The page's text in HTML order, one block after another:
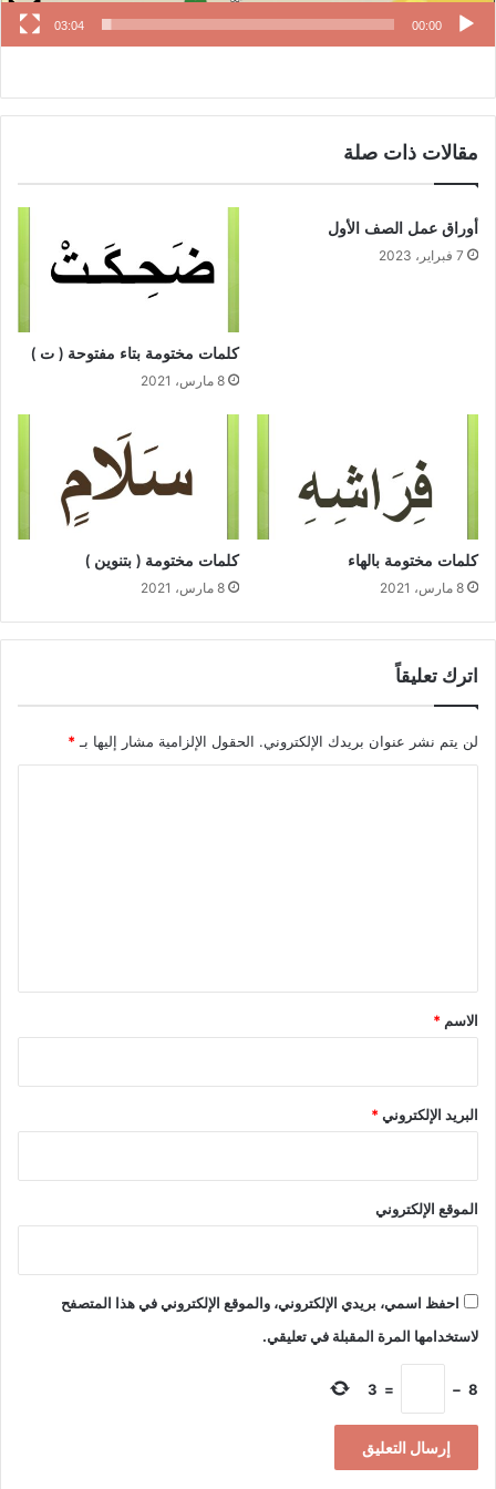
00:00
03:04
مقالات ذات صلة
أوراق عمل الصف الأول
7 فبراير، 2023
كلمات مختومة بتاء مفتوحة ( ت )
8 مارس، 2021
كلمات مختومة بالهاء
8 مارس، 2021
كلمات مختومة ( بتنوين )
8 مارس، 2021
اترك تعليقاً
لن يتم نشر عنوان بريدك الإلكتروني. الحقول الإلزامية مشار إليها بـ *
*
الاسم *
البريد الإلكتروني*
الموقع الإلكتروني
احفظ اسمي، بريدي الإلكتروني، والموقع الإلكتروني في هذا المتصفح
لاستخدامها المرة المقبلة في تعليقي.
8
−
=
3